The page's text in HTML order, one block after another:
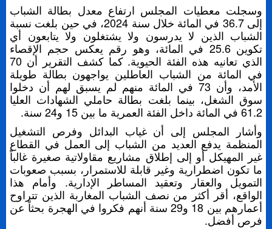
وسجلت معطيات المجلس ارتفاع معدل بطالة الشباب
إلى 36.7 في المائة خلال سنة 2024، في حين بلغت نسبة
الشباب الذين لا يدرسون ولا يشتغلون ولا يتابعون أي
تكوين 25.6 في المائة، وهو رقم يعكس حجم الإقصاء
الذي تعانيه هذه الفئة الحيوية. كما كشف التقرير أن 70
في المائة من الشباب العاطلين يواجهون بطالة طويلة
الأمد، وأن 73 في المائة منهم لم يسبق لهم أن دخلوا
سوق الشغل، بينما بلغت بطالة حاملي الشهادات العليا
61.2 في المائة داخل الفئة العمرية ما بين 15 و24 سنة.
وأشار المجلس إلى أن غياب البدائل وفرص التشغيل
المنظمة يدفع العديد من الشباب إلى العمل في القطاع
غير المهيكل أو إلى إطلاق مشاريع مقاولاتية صغيرة غالباً
ما تكون اضطرارية وغير قابلة للاستمرار، بسبب صعوبات
التمويل والعقار وتعقيد المساطر الإدارية. وأمام هذا
الواقع، أقر أكثر من نصف الشباب المغاربة الذين تتراوح
أعمارهم بين 18 و29 سنة أنهم فكروا في الهجرة بحثاً عن
فرص أفضل.